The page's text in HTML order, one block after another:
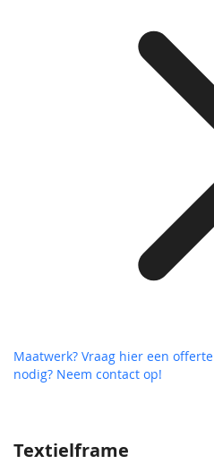
Textielframe
Maatwerk? Vraag hier een
nodig? Neem contact op!